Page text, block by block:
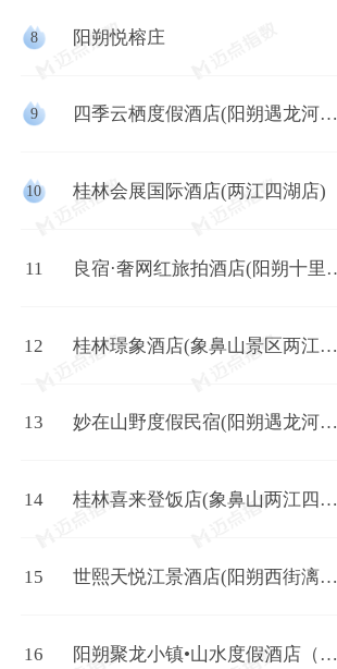
8 阳朔悦榕庄
9
四季云栖度假酒店(阳朔遇龙河千
10 桂林会展国际酒店(两江四湖店)
11
良宿·奢网红旅拍酒店(阳朔十里
12
桂林璟象酒店(象鼻山景区两江四
13
妙在山野度假民宿(阳朔遇龙河生
14
桂林喜来登饭店(象鼻山两江四湖
15
世熙天悦江景酒店(阳朔西街漓江
16
阳朔聚龙小镇•山水度假酒店（十